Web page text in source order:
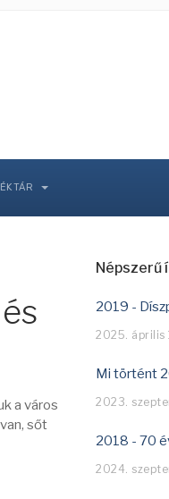
a város
sőt
Népszerű
2019 -
2025. április
Mi történt
2023.
2018 - 70
2024.